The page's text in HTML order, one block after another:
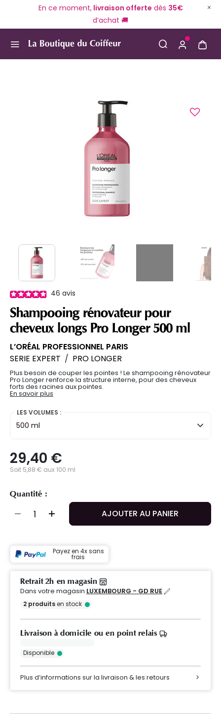
En ce moment,livraison offerte dès 35€
d’achat 🚚
46 avis
Shampooing rénovateur pour
cheveux longs Pro Longer 500 ml
L’ORÉAL PROFESSIONNEL PARIS
SERIE EXPERT / PRO LONGER
Plus besoin de couper les pointes ! Le shampooing rénovateur
Pro Longer renforce la structure interne, pour des cheveux
forts des racines aux pointes.
En savoir plus
LES VOLUMES :
500 ml
29,40 €
Soit 5,88 € aux 100 ml
Quantité :
AJOUTER AU PANIER
Payez en 4x sans
frais
Retrait 2h en magasin
Dans votre magasin LUXEMBOURG - GD RUE
2 produitsen stock
Livraison à domicile ou en point relais
Disponible
Plus d’informations sur la livraison & les retours